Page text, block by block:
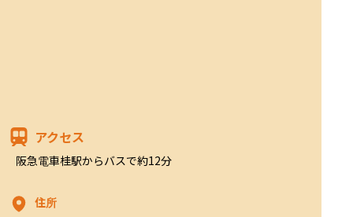
アクセス
阪急電車桂駅からバスで約12分
住所